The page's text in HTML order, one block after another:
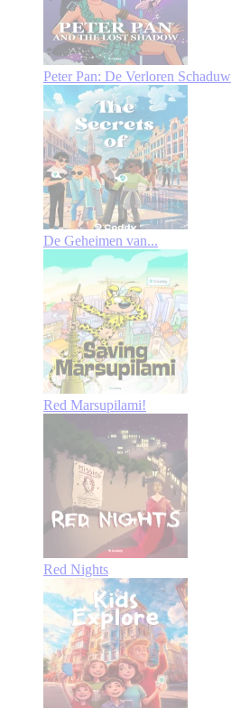
Peter Pan: De Verloren Schaduw
De Geheimen van...
Red Marsupilami!
Red Nights